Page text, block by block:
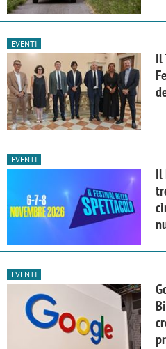
EVENTI
Il
EVENTI
Il
EVENTI